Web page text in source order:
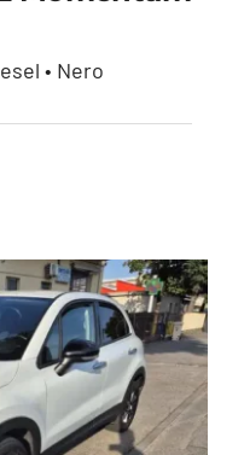
d2
• Nero